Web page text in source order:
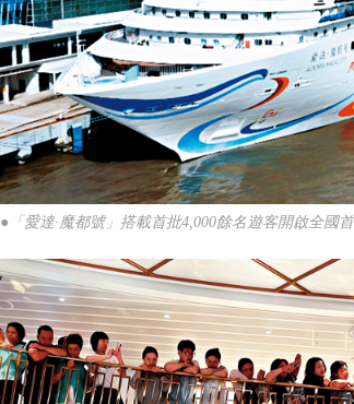
●「愛達·魔都號」搭載首批4,000餘名遊客開啟全國